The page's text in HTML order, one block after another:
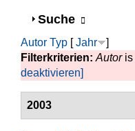
Anzeigen
Suche
Autor Typ [Jahr
]
Filterkriterien: Autoris
deaktivieren]
2003